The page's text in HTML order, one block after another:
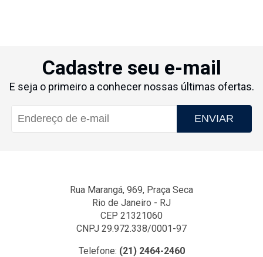
Cadastre seu e-mail
E seja o primeiro a conhecer nossas últimas ofertas.
ENVIAR
Rua Marangá, 969, Praça Seca
Rio de Janeiro - RJ
CEP 21321060
CNPJ 29.972.338/0001-97
Telefone: (21) 2464-2460